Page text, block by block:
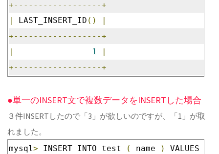
+------------------+
|
LAST_INSERT_ID ()
|
+------------------+
|
1
|
+------------------+
●単一のINSERT文で複数データをINSERTした場合
３件INSERTしたので「3」が欲しいのですが、「1」が取
れました。
mysql> INSERT INTO test ( name ) VALUES